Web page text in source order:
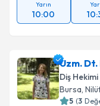
Yarın
10:00
Uzm.
Diş Hekimi
Bursa,
5 (3